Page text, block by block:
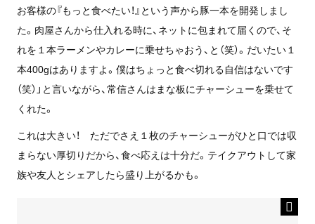
お客様の『もっと食べたい！』という声から豚一本を開発しまし
た。肉屋さんから仕入れる時に、ネットに包まれて届くので、そ
れを１本ラーメンやカレーに乗せちゃおう、と（笑）。だいたい１
本400gはありますよ。僕はちょっと食べ切れる自信はないです
（笑）」と言いながら、常信さんはまな板にチャーシューを乗せて
くれた。
これは大きい！ ただでさえ１枚のチャーシューがひと口では収
まらない厚切りだから、食べ応えは十分だ。テイクアウトして家
族や友人とシェアしたら盛り上がるかも。